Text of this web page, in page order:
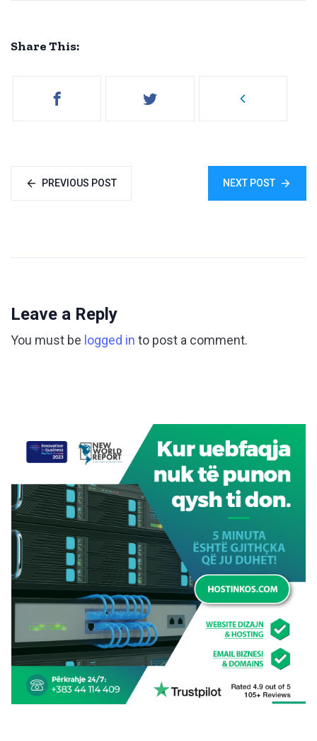
Share This:
PREVIOUS POST NEXT POST
Leave a Reply
You must be logged in to post a comment.